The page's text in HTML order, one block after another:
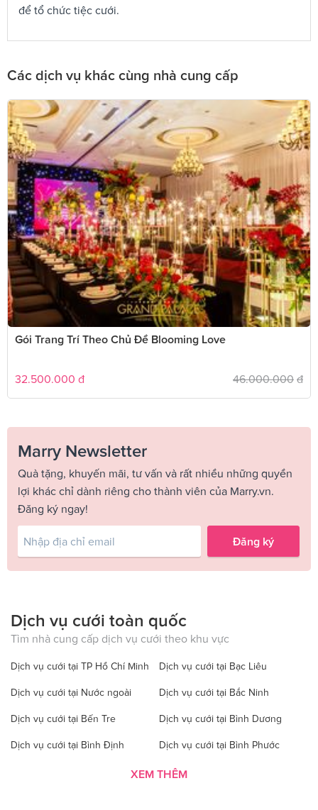
để tổ chức tiệc cưới.
Các dịch vụ khác cùng nhà cung cấp
Gói Trang Trí Theo Chủ Đề Blooming Love
32.500.000 đ 46.000.000 đ
Marry Newsletter
Quà tặng, khuyến mãi, tư vấn và rất nhiều những quyền
lợi khác chỉ dành riêng cho thành viên của Marry.vn.
Đăng ký ngay!
Đăng ký
Dịch vụ cưới toàn quốc
Tìm nhà cung cấp dịch vụ cưới theo khu vực
Dịch vụ cưới tại TP Hồ Chí Minh Dịch vụ cưới tại Bạc Liêu
Dịch vụ cưới tại Nước ngoài Dịch vụ cưới tại Bắc Ninh
Dịch vụ cưới tại Bến Tre Dịch vụ cưới tại Bình Dương
Dịch vụ cưới tại Bình Định Dịch vụ cưới tại Bình Phước
Dịch vụ cưới tại Bình Thuận Dịch vụ cưới tại Cà Mau
XEM THÊM